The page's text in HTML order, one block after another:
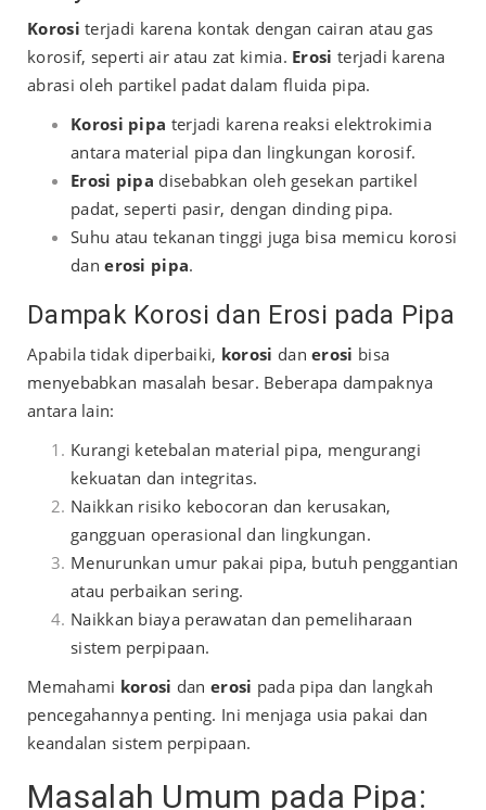
Korosi terjadi karena kontak dengan cairan atau gas
korosif, seperti air atau zat kimia. Erosi terjadi karena
abrasi oleh partikel padat dalam fluida pipa.
Korosi pipa terjadi karena reaksi elektrokimia
antara material pipa dan lingkungan korosif.
Erosi pipa disebabkan oleh gesekan partikel
padat, seperti pasir, dengan dinding pipa.
Suhu atau tekanan tinggi juga bisa memicu korosi
danerosi pipa.
Dampak Korosi dan Erosi pada Pipa
Apabila tidak diperbaiki, korosi danerosi bisa
menyebabkan masalah besar. Beberapa dampaknya
antara lain:
Kurangi ketebalan material pipa, mengurangi
kekuatan dan integritas.
Naikkan risiko kebocoran dan kerusakan,
gangguan operasional dan lingkungan.
Menurunkan umur pakai pipa, butuh penggantian
atau perbaikan sering.
Naikkan biaya perawatan dan pemeliharaan
sistem perpipaan.
Memahami korosi danerosi pada pipa dan langkah
pencegahannya penting. Ini menjaga usia pakai dan
keandalan sistem perpipaan.
Masalah Umum pada Pipa: